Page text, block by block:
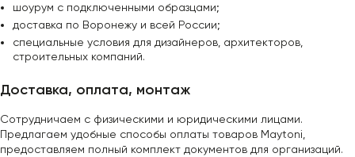
шоурум с подключенными образцами;
доставка по Воронежу и всей России;
специальные условия для дизайнеров, архитекторов,
строительных компаний.
Доставка, оплата, монтаж
Сотрудничаем с физическими и юридическими лицами.
Предлагаем удобные способы оплаты товаров Maytoni,
предоставляем полный комплект документов для организаций.